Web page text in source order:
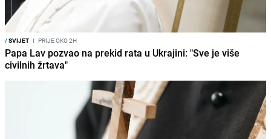
/SVIJET I PRIJE OKO 2H
Papa Lav pozvao na prekid rata u Ukrajini: "Sve je više
civilnih žrtava"